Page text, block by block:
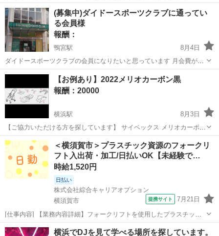
が外れてどっか行きました。 社外品のメッシュスクリーンを入手しま
したがフロントバンパーを外す必要がありまして、設備的にも自力で
できなくて、フロントバンパー付け外...
神奈川 横浜市 伊勢佐木長者町駅 手伝って/助けて
(募集中)ダイドースポーツクラブに通ってい
る会員様
報酬：
鴨宮駅
8月4日
ダイドースポーツクラブの会員になりたいと思っています 月会費が個
人会員だと12,650円かかってしまいますがペア会員だと11,550円に割
引が受けられます そこでペアになってくれる方を探しています (ペア
と言っても一緒に通う...
神奈川 小田原市 鴨宮駅 手伝って/助けて
【お例あり】2022メリオカーボン黒
報酬：20000
横浜駅
8月3日
【ご協力いただける方を探しています】 サイベックス メリオカーボン
2022年製（ブラック）をお持ちの方で、ご協力いただける方を探して
います。 現在、2022年モデルのベージュを使用しているのですが、ブ
ラックのシートへ変更し...
神奈川 横浜市 横浜駅 手伝って/助けて シート
＜横須賀市＞プラスチック資源のフォークリ
フト入出荷・加工/日払いOK【未経験で…
時給1,520円
日払い
株式会社綜合キャリアオプション
横須賀市
提携サイト 7月21日
[仕事内容] 【業務内容詳細】フォークリフトを使用したプラスチック
資源の出荷、 入庫裁断業務。 洗浄、 加工などリサイクルを行う機械
のオペレーター。 フォークリフトを使用して資源を機械へ投入、 保
神奈川 横須賀市
横浜でDJを見て学べる場所を探しています。